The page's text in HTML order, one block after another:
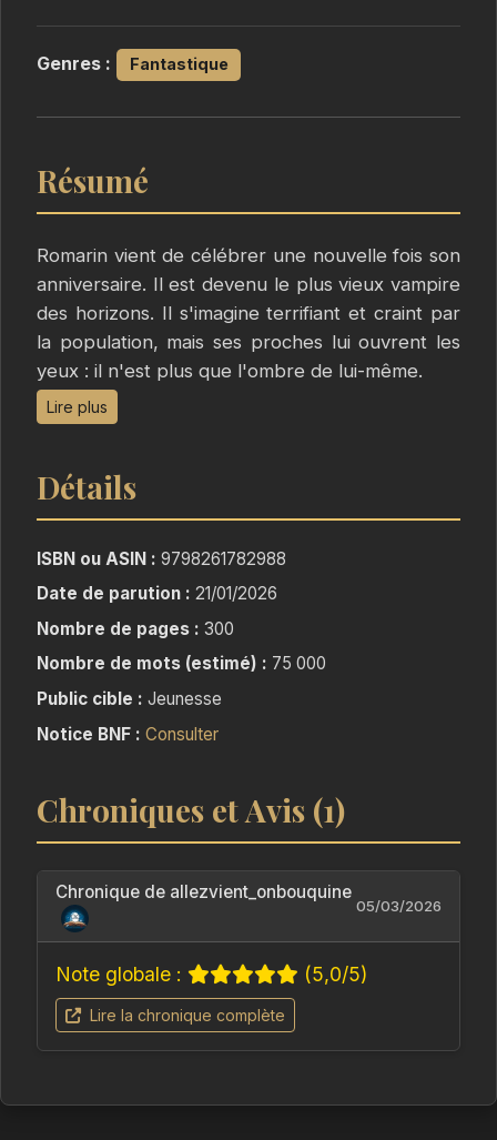
Genres : Fantastique
Résumé
Romarin vient de célébrer une nouvelle fois son
anniversaire. Il est devenu le plus vieux vampire
des horizons. Il s'imagine terrifiant et craint par
la population, mais ses proches lui ouvrent les
yeux : il n'est plus que l'ombre de lui-même.
Il rencontre la petite Charlie, gamine solitaire au
grand cœur, avec qui il devient très ami.
splendeur d'antan à Romarin ? Et Romarin, va-t-
il réussir à faire sortir Charlie de l'engrenage du
que son vitiligo la rend différente ?
Lire plus
Détails
ISBN ou ASIN : 9798261782988
Date de parution : 21/01/2026
Nombre de pages : 300
Nombre de mots (estimé) : 75 000
Public cible : Jeunesse
Notice BNF : Consulter
Chroniques et Avis (1)
Chronique de allezvient_onbouquine
05/03/2026
Note globale : (5,0/5)
Lire la chronique complète